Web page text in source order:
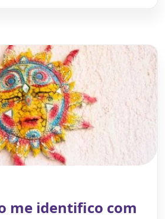
me identifico com